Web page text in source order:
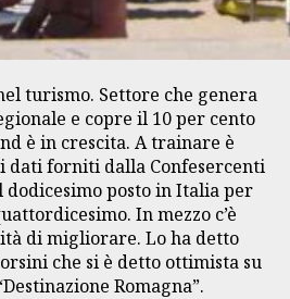
turismo. Settore che genera
e copre il 10 per cento
è in crescita. A trainare è
dati forniti dalla Confesercenti
dodicesimo posto in Italia per
In mezzo c’è
di migliorare. Lo ha detto
che si è detto ottimista su
Romagna”.